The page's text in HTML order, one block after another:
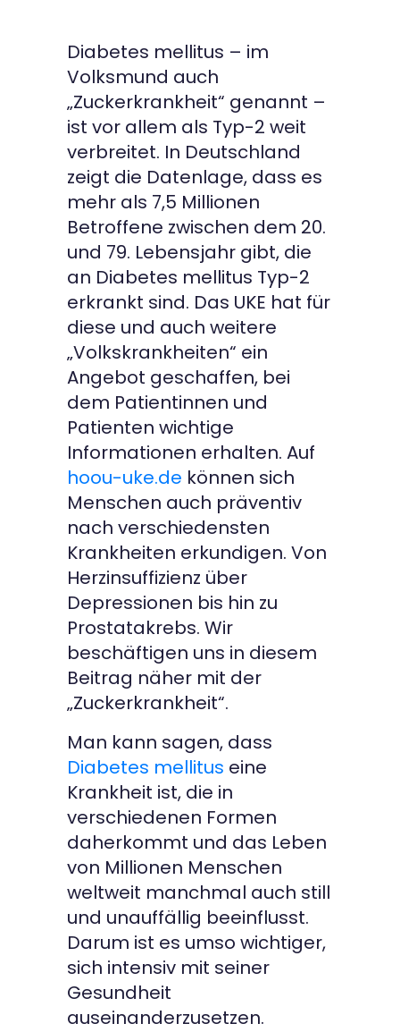
Diabetes mellitus – im
Volksmund auch
„Zuckerkrankheit“ genannt –
ist vor allem als Typ-2 weit
verbreitet. In Deutschland
zeigt die Datenlage, dass es
mehr als 7,5 Millionen
Betroffene zwischen dem 20.
und 79. Lebensjahr gibt, die
an Diabetes mellitus Typ-2
erkrankt sind. Das UKE hat für
diese und auch weitere
„Volkskrankheiten“ ein
Angebot geschaffen, bei
dem Patientinnen und
Patienten wichtige
Informationen erhalten. Auf
hoou-uke.de können sich
Menschen auch präventiv
nach verschiedensten
Krankheiten erkundigen. Von
Herzinsuffizienz über
Depressionen bis hin zu
Prostatakrebs. Wir
beschäftigen uns in diesem
Beitrag näher mit der
„Zuckerkrankheit“.
Man kann sagen, dass
Diabetes mellitus eine
Krankheit ist, die in
verschiedenen Formen
daherkommt und das Leben
von Millionen Menschen
weltweit manchmal auch still
und unauffällig beeinflusst.
Darum ist es umso wichtiger,
sich intensiv mit seiner
Gesundheit
auseinanderzusetzen.